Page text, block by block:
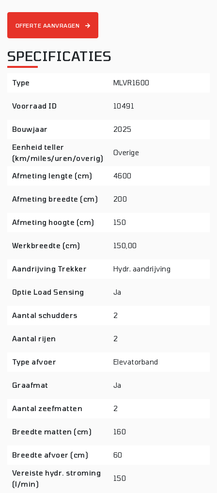
OFFERTE AANVRAGEN
SPECIFICATIES
Type MLVR1600
Voorraad ID 10491
Bouwjaar 2025
Eenheid teller
(km/miles/uren/overig)
Overige
Afmeting lengte (cm) 4600
Afmeting breedte (cm) 200
Afmeting hoogte (cm) 150
Werkbreedte (cm) 150,00
Aandrijving Trekker Hydr. aandrijving
Optie Load Sensing Ja
Aantal schudders 2
Aantal rijen 2
Type afvoer Elevatorband
Graafmat Ja
Aantal zeefmatten 2
Breedte matten (cm) 160
Breedte afvoer (cm) 60
Vereiste hydr. stroming
(l/min)
150